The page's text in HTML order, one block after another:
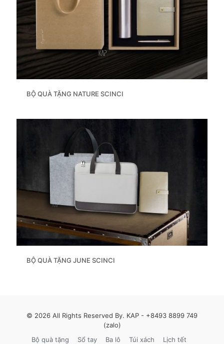
BỘ QUÀ TẶNG NATURE SCINCI
BỘ QUÀ TẶNG JUNE SCINCI
© 2026 All Rights Reserved By. KAP - +8493 8899 749
(zalo)
Bộ quà tặng
Sổ tay Ba lô Túi xách
Lịch tết